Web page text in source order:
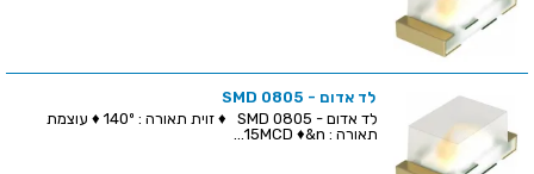
לד אדום - SMD 0805
לד אדום - SMD 0805 ♦ זוית תאורה : 140º ♦ עוצמת
תאורה : 15MCD ♦&n...